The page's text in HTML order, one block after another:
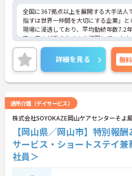
全国に367拠点以上を展開する大手法人
指すは世界一仲間を大切にする企業」と
現場に浸透しており、平均勤続年数7.2
率の高さが働きやすさを証明しています
ーティング等を通じた職種を超えたチー
根付いており、人間関係の不安なく安心
取り組める環境です。また、日々の頑張
への貢献は、賞与とは別の「特別報酬」
かりと評価・還元される独自の制度も大
を存分に活かせるだけでなく、勤務時間
取得支援制度を活用し、将来的にケアマ
センター長といった多彩なキャリアパス
手厚くサポートされています。年間17
シュ休暇や残業少なめの環境など、ワー
ランスを大切にしながら長期的なキャリ
指す方に、自信を持っておすすめできる
詳細を見る 無料
通所介護（デイサービス）
株式会社SOYOKAZE岡山ケアセンターそよ風
【岡山県／岡山市】特別報
サービス・ショートステイ
社員＞